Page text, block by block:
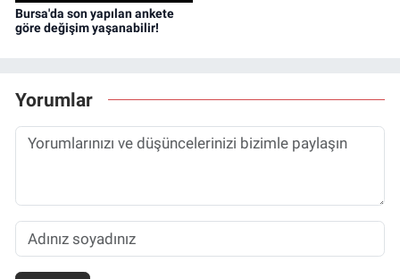
Bursa'da son yapılan ankete
göre değişim yaşanabilir!
Yorumlar